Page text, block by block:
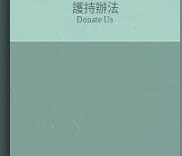
護持辦法
Donate Us